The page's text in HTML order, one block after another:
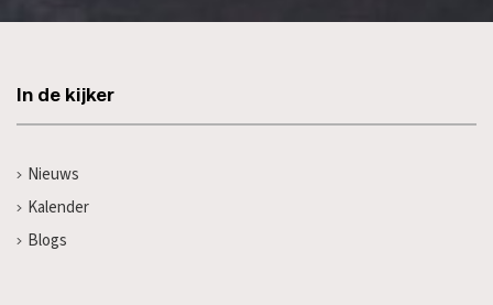
In de kijker
Nieuws
Kalender
Blogs